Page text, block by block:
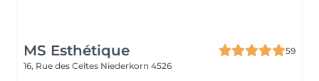
MS Esthétique
59
16, Rue des Celtes Niederkorn 4526